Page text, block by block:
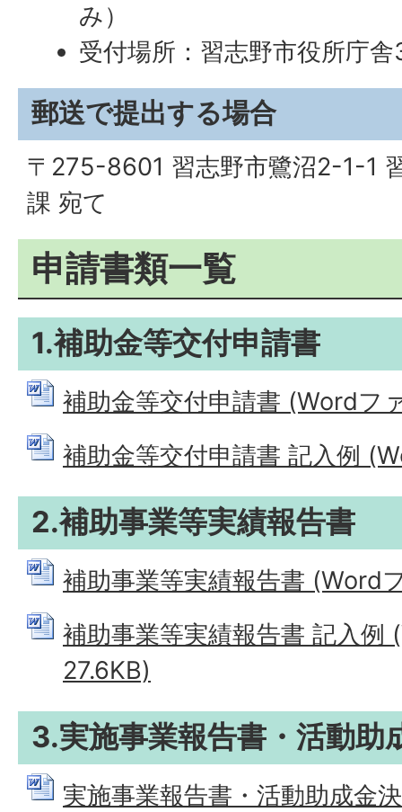
み）
受付場所：習志野市役所庁
郵送で提出する場合
〒275-8601 習志野市鷺沼2-1-1
課 宛て
申請書類一覧
1.補助金等交付申請書
補助金等交付申請書 (Wordフ
補助金等交付申請書 記入例
2.補助事業等実績報告書
補助事業等実績報告書 (Word
補助事業等実績報告書 記入例
27.6KB)
3.実施事業報告書・活動助
実施事業報告書・活動助成金